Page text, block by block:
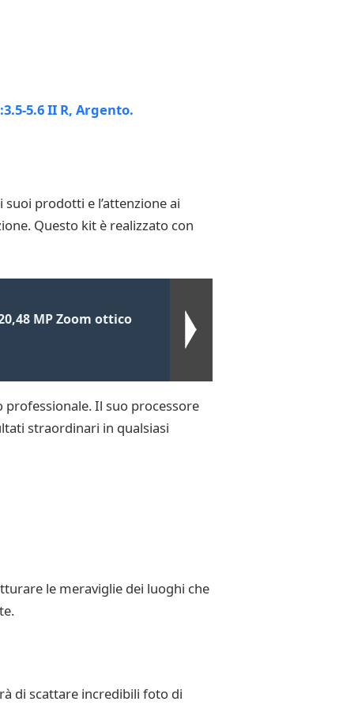
prodotti e l’attenzione ai
Questo kit è realizzato con
MP Zoom ottico
Il suo processore
straordinari in qualsiasi
le meraviglie dei luoghi che
di scattare incredibili foto di